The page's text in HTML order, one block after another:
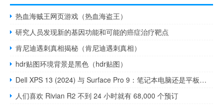
热血海贼王网页游戏（热血海盗王）
研究人员发现新的基因功能和可能的癌症治疗靶点
肯尼迪遇刺真相揭秘（肯尼迪遇刺真相）
hdr贴图环境背景是黑色（hdr贴图）
Dell XPS 13 (2024) 与 Surface Pro 9：笔记本电脑还是平板电脑
人们喜欢 Rivian R2 不到 24 小时就有 68,000 个预订